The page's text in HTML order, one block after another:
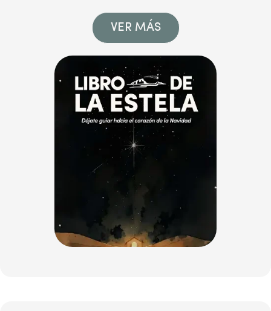
VER MÁS